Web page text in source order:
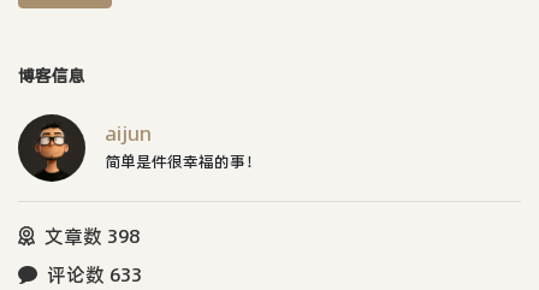
博客信息
aijun
简单是件很幸福的事！
文章数 398
评论数 633